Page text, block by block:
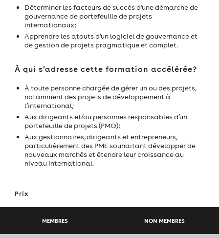
Déterminer les facteurs de succès d’une démarche de
gouvernance de portefeuille de projets
internationaux;
Apprendre les atouts d’un logiciel de gouvernance et
de gestion de projets pragmatique et complet.
À qui s’adresse cette formation accélérée?
À toute personne chargée de gérer un ou des projets,
notamment des projets de développement à
l’international;
Aux dirigeants et/ou personnes responsables d’un
portefeuille de projets (PMO);
Aux gestionnaires, dirigeants et entrepreneurs,
particulièrement des PME souhaitant développer de
nouveaux marchés et étendre leur croissance au
niveau international.
Prix
MEMBRES NON MEMBRES